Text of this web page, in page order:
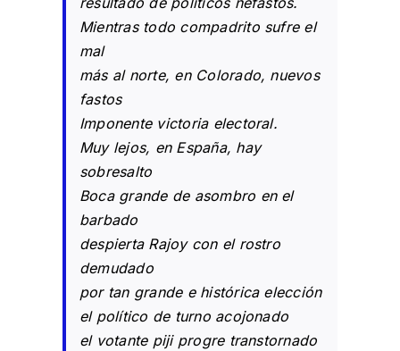
Mientras todo compadrito sufre el
mal
más al norte, en Colorado, nuevos
fastos
Imponente victoria electoral.
Muy lejos, en España, hay
sobresalto
Boca grande de asombro en el
barbado
despierta Rajoy con el rostro
demudado
por tan grande e histórica elección
el político de turno acojonado
el votante piji progre transtornado